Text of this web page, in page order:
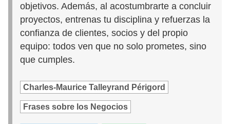
objetivos. Además, al acostumbrarte a concluir
proyectos, entrenas tu disciplina y refuerzas la
confianza de clientes, socios y del propio
equipo: todos ven que no solo prometes, sino
que cumples.
Charles-Maurice Talleyrand Périgord
Frases sobre los Negocios